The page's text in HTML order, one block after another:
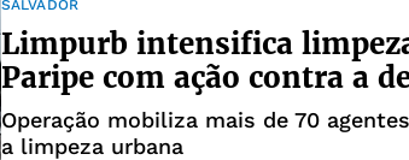
SALVADOR
Limpurb intensifica
Paripe com ação contra a
Operação mobiliza mais de 70
a limpeza urbana